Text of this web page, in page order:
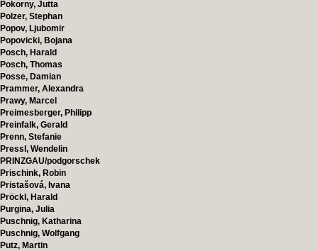
Pokorny, Jutta
Polzer, Stephan
Popov, Ljubomir
Popovicki, Bojana
Posch, Harald
Posch, Thomas
Posse, Damian
Prammer, Alexandra
Prawy, Marcel
Preimesberger, Philipp
Preinfalk, Gerald
Prenn, Stefanie
Pressl, Wendelin
PRINZGAU/podgorschek
Prischink, Robin
Pristašová, Ivana
Pröckl, Harald
Purgina, Julia
Puschnig, Katharina
Puschnig, Wolfgang
Putz, Martin